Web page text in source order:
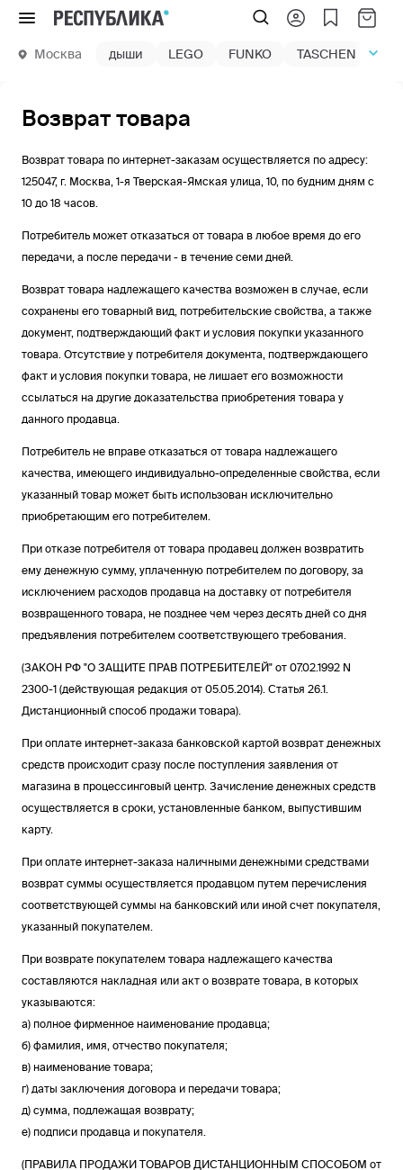
Меню
Москва дыши LEGO FUNKO TASCHEN
Возврат товара
Возврат товара по интернет-заказам осуществляется по адресу:
125047, г. Москва, 1-я Тверская-Ямская улица, 10, по будним дням с
10 до 18 часов.
Потребитель может отказаться от товара в любое время до его
передачи, а после передачи - в течение семи дней.
Возврат товара надлежащего качества возможен в случае, если
сохранены его товарный вид, потребительские свойства, а также
документ, подтверждающий факт и условия покупки указанного
товара. Отсутствие у потребителя документа, подтверждающего
факт и условия покупки товара, не лишает его возможности
ссылаться на другие доказательства приобретения товара у
данного продавца.
Потребитель не вправе отказаться от товара надлежащего
качества, имеющего индивидуально-определенные свойства, если
указанный товар может быть использован исключительно
приобретающим его потребителем.
При отказе потребителя от товара продавец должен возвратить
ему денежную сумму, уплаченную потребителем по договору, за
исключением расходов продавца на доставку от потребителя
возвращенного товара, не позднее чем через десять дней со дня
предъявления потребителем соответствующего требования.
(ЗАКОН РФ "О ЗАЩИТЕ ПРАВ ПОТРЕБИТЕЛЕЙ" от 07.02.1992 N
2300-1 (действующая редакция от 05.05.2014). Статья 26.1.
Дистанционный способ продажи товара).
При оплате интернет-заказа банковской картой возврат денежных
средств происходит сразу после поступления заявления от
магазина в процессинговый центр. Зачисление денежных средств
осуществляется в сроки, установленные банком, выпустившим
карту.
При оплате интернет-заказа наличными денежными средствами
возврат суммы осуществляется продавцом путем перечисления
соответствующей суммы на банковский или иной счет покупателя,
указанный покупателем.
При возврате покупателем товара надлежащего качества
составляются накладная или акт о возврате товара, в которых
указываются:
а) полное фирменное наименование продавца;
б) фамилия, имя, отчество покупателя;
в) наименование товара;
г) даты заключения договора и передачи товара;
д) сумма, подлежащая возврату;
е) подписи продавца и покупателя.
(ПРАВИЛА ПРОДАЖИ ТОВАРОВ ДИСТАНЦИОННЫМ СПОСОБОМ от